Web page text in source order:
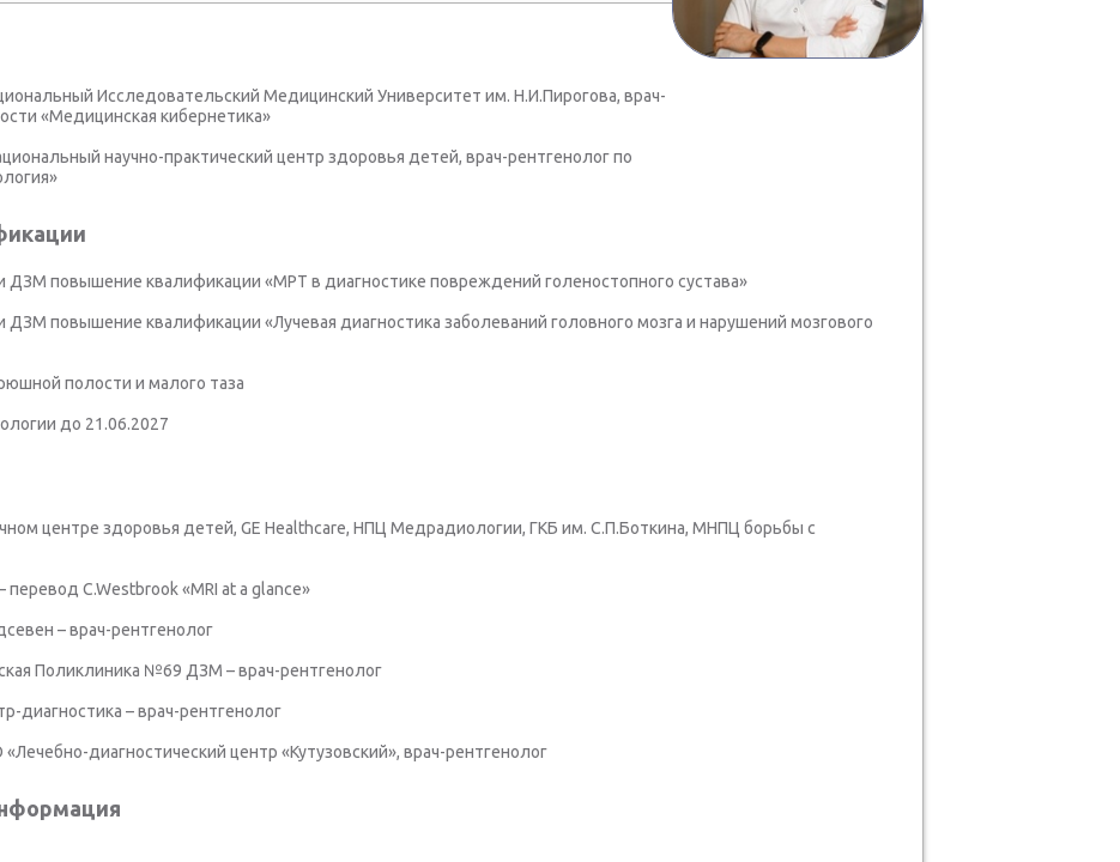
Исследовательский Медицинский Университет им. Н.И.Пирогова, врач-
«Медицинская кибернетика»
научно-практический центр здоровья детей, врач-рентгенолог по
повышение квалификации «МРТ в диагностике повреждений голеностопного сустава»
повышение квалификации «Лучевая диагностика заболеваний головного мозга и нарушений мозгового
полости и малого таза
до 21.06.2027
центре здоровья детей, GE Healthcare, НПЦ Медрадиологии, ГКБ им. С.П.Боткина, МНПЦ борьбы с
C.Westbrook «MRI at a glance»
– врач-рентгенолог
Поликлиника №69 ДЗМ – врач-рентгенолог
диагностика – врач-рентгенолог
диагностический центр «Кутузовский», врач-рентгенолог